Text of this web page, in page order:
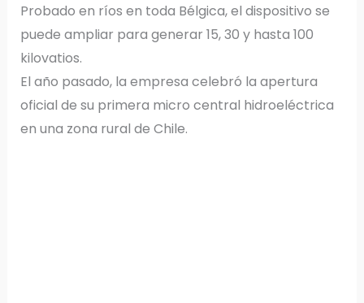
Probado en ríos en toda Bélgica, el dispositivo se
puede ampliar para generar 15, 30 y hasta 100
kilovatios.
El año pasado, la empresa celebró la apertura
oficial de su primera micro central hidroeléctrica
en una zona rural de Chile.